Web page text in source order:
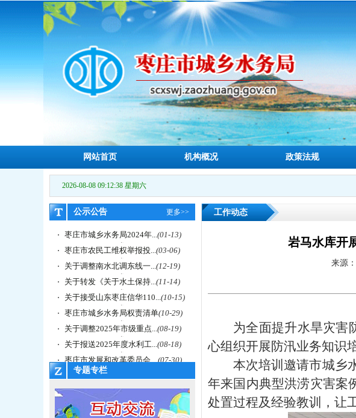
网站首页 机构概况 政策法规
2026-08-08 09:12:39 星期六
公示公告 更多>>
枣庄市城乡水务局2024年...(01-13)
枣庄市农民工维权举报投...(03-06)
关于调整南水北调东线一...(12-19)
关于转发《关于水土保持...(11-14)
关于接受山东枣庄信华110...(10-15)
枣庄市城乡水务局权责清单(10-29)
关于调整2025年市级重点...(08-19)
关于报送2025年度水利工...(08-18)
枣庄市发展和改革委员会 ...(07-30)
专题专栏
工作动态
岩马水库开
来源
为全面提升水旱灾害
心组织开展防汛业务知识
本次培训邀请市城乡
年来国内典型洪涝灾害案
处置过程及经验教训，让